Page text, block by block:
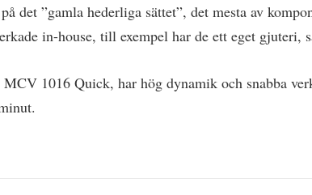
det ”gamla hederliga sättet”, det mesta av
in-house, till exempel har de ett eget gjuteri,
1016 Quick, har hög dynamik och snabba